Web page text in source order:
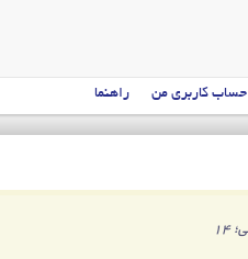
حساب کاربری من راهنما